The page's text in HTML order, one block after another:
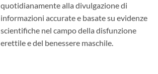
quotidianamente alla divulgazione di
informazioni accurate e basate su evidenze
scientifiche nel campo della disfunzione
erettile e del benessere maschile.